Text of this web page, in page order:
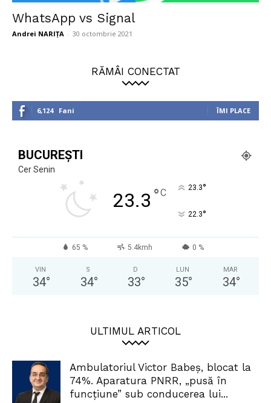
WhatsApp vs Signal
Andrei NARIȚA - 30 octombrie 2021
RĂMÂI CONECTAT
6,124 Fani ÎMI PLACE
BUCUREȘTI
Cer Senin
23.3 °C 23.3°
22.3°
65 % 5.4kmh 0 %
VIN
34°
S
34°
D
33°
LUN
35°
MAR
34°
ULTIMUL ARTICOL
Ambulatoriul Victor Babeș, blocat la
74%. Aparatura PNRR, „pusă în
funcțiune” sub conducerea lui...